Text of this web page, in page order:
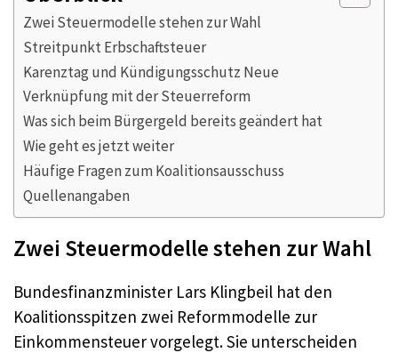
Zwei Steuermodelle stehen zur Wahl
Streitpunkt Erbschaftsteuer
Karenztag und Kündigungsschutz Neue
Verknüpfung mit der Steuerreform
Was sich beim Bürgergeld bereits geändert hat
Wie geht es jetzt weiter
Häufige Fragen zum Koalitionsausschuss
Quellenangaben
Zwei Steuermodelle stehen zur Wahl
Bundesfinanzminister Lars Klingbeil hat den
Koalitionsspitzen zwei Reformmodelle zur
Einkommensteuer vorgelegt. Sie unterscheiden